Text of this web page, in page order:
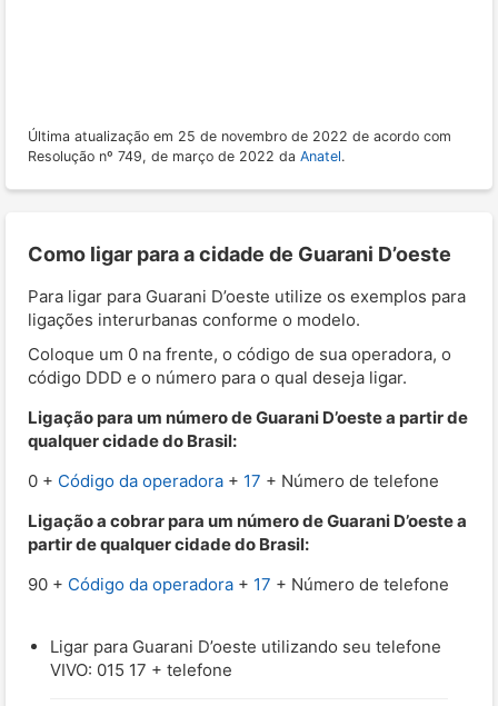
Última atualização em 25 de novembro de 2022 de acordo com
Resolução nº 749, de março de 2022 da Anatel.
Como ligar para a cidade de Guarani D’oeste
Para ligar para Guarani D’oeste utilize os exemplos para
ligações interurbanas conforme o modelo.
Coloque um 0 na frente, o código de sua operadora, o
código DDD e o número para o qual deseja ligar.
Ligação para um número de Guarani D’oeste a partir de
qualquer cidade do Brasil:
0 + Código da operadora + 17 + Número de telefone
Ligação a cobrar para um número de Guarani D’oeste a
partir de qualquer cidade do Brasil:
90 + Código da operadora + 17 + Número de telefone
Ligar para Guarani D’oeste utilizando seu telefone
VIVO: 015 17 + telefone